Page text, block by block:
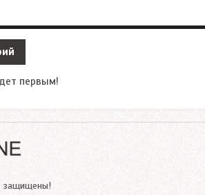
первым!
защищены!